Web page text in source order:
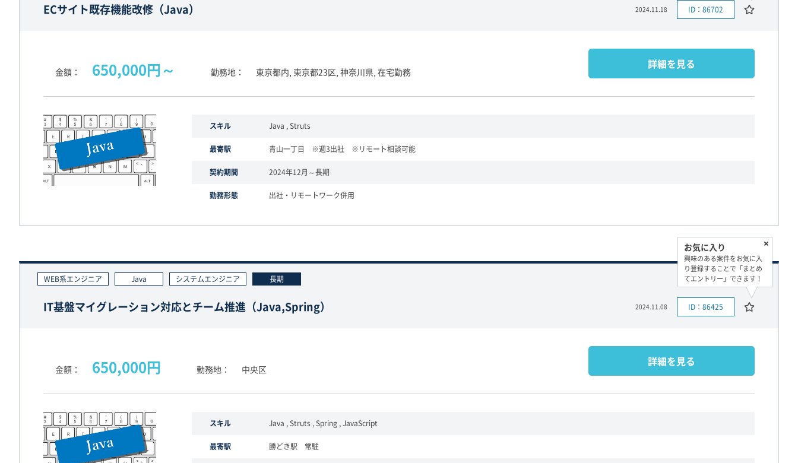
ECサイト既存機能改修（Java） 2024.11.18 ID：86702
金額 650,000円～ 勤務地 東京都内, 東京都23区, 神奈川県, 在宅勤務
詳細を見る
スキル Java , Struts
最寄駅 青山一丁目 ※週3出社 ※リモート相談可能
契約期間 2024年12月～長期
勤務形態 出社・リモートワーク併用
WEB系エンジニア Java システムエンジニア 長期
IT基盤マイグレーション対応とチーム推進（Java,Spring） 2024.11.08 ID：86425
お気に入り
興味のある案件をお気に入
り登録することで「まとめ
てエントリー」できます！
金額 650,000円 勤務地 中央区
詳細を見る
スキル Java , Struts , Spring , JavaScript
最寄駅 勝どき駅 常駐